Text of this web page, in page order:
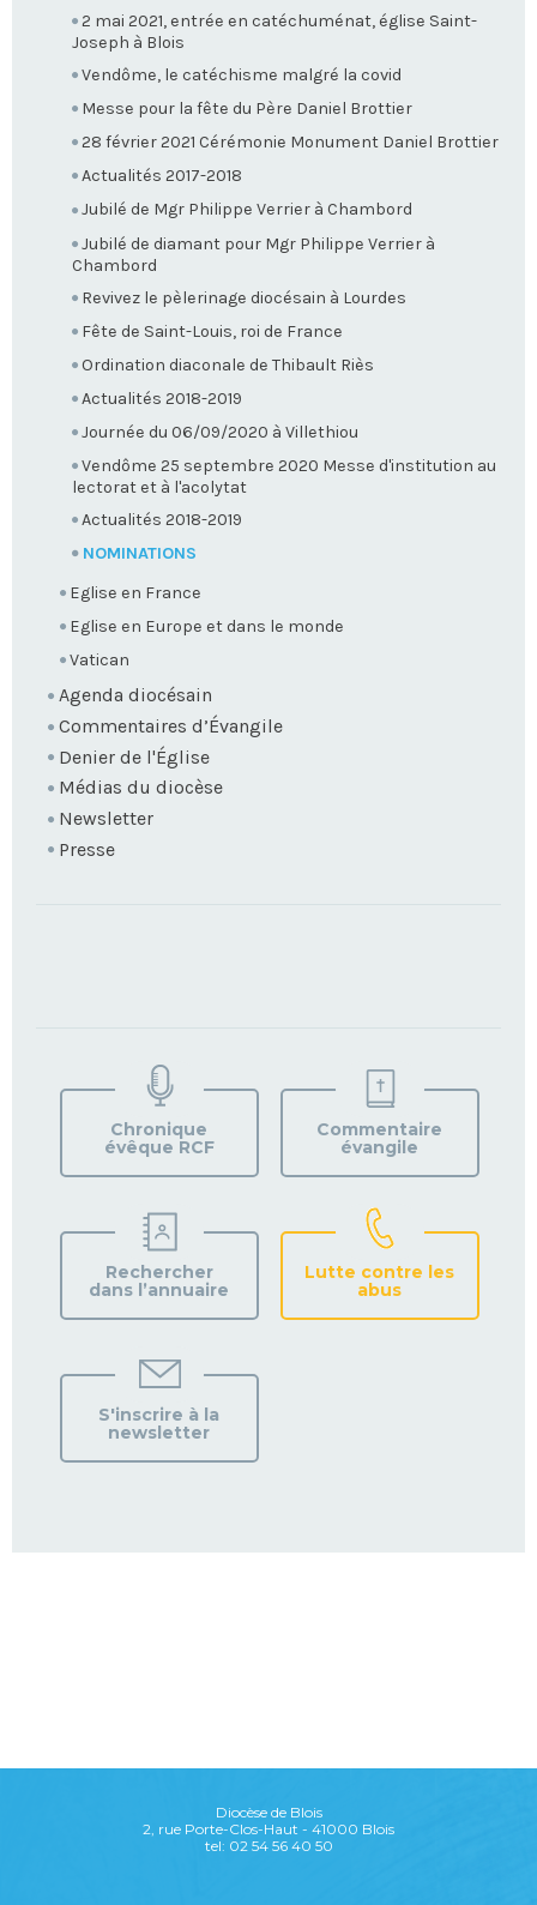
2 mai 2021, entrée en catéchuménat, église Saint-
Joseph à Blois
Vendôme, le catéchisme malgré la covid
Messe pour la fête du Père Daniel Brottier
28 février 2021 Cérémonie Monument Daniel Brottier
Actualités 2017-2018
Jubilé de Mgr Philippe Verrier à Chambord
Jubilé de diamant pour Mgr Philippe Verrier à
Chambord
Revivez le pèlerinage diocésain à Lourdes
Fête de Saint-Louis, roi de France
Ordination diaconale de Thibault Riès
Actualités 2018-2019
Journée du 06/09/2020 à Villethiou
Vendôme 25 septembre 2020 Messe d'institution au
lectorat et à l'acolytat
Actualités 2018-2019
NOMINATIONS
Eglise en France
Eglise en Europe et dans le monde
Vatican
Agenda diocésain
Commentaires d’Évangile
Denier de l'Église
Médias du diocèse
Newsletter
Presse
VOTRE
PAROISSE
Chronique
évêque RCF
Commentaire
évangile
Rechercher
dans l’annuaire
Lutte contre les
abus
S'inscrire à la
newsletter
Diocèse de Blois
2, rue Porte-Clos-Haut - 41000 Blois
tel: 02 54 56 40 50